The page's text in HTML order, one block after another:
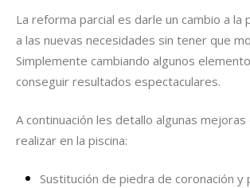
La reforma parcial es darle un cambio a la
a las nuevas necesidades sin tener que
Simplemente cambiando algunos
conseguir resultados espectaculares.
A continuación les detallo algunas
realizar en la piscina:
Sustitución de piedra de coronación y